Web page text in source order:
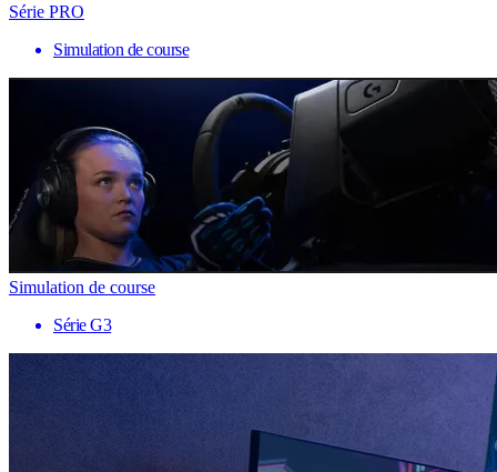
Série PRO
Simulation de course
Simulation de course
Série G3